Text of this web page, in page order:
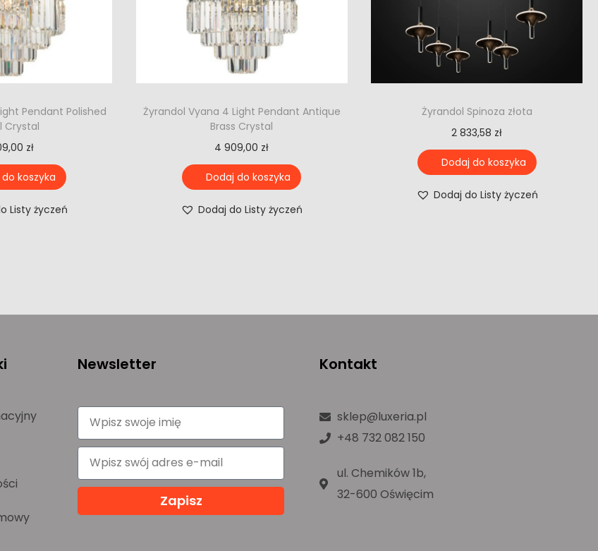
Pendant Polished
Crystal
zł
koszyka
Listy życzeń
Żyrandol Vyana 4 Light Pendant Antique
Brass Crystal
4 909,00 zł
Dodaj do koszyka
Dodaj do Listy życzeń
Żyrandol Spinoza złota
2 833,58 zł
Dodaj do koszyka
Dodaj do Listy życzeń
Newsletter
Zapisz
Kontakt
sklep@luxeria.pl
+48 732 082 150
ul. Chemików 1b,
32-600 Oświęcim